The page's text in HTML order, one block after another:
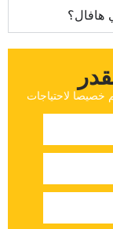
لاحتياجات